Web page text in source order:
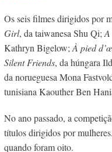
Os seis filmes dirigidos por
Girl, da taiwanesa Shu Qi;A
Kathryn Bigelow;À pied
Silent Friends, da húngara
da norueguesa Mona
tunisiana Kaouther Ben
No ano passado, a
títulos dirigidos por
quando foram oito.